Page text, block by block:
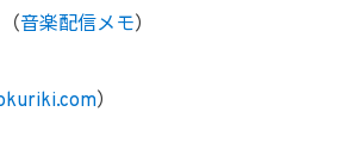
音楽配信メモ）
）